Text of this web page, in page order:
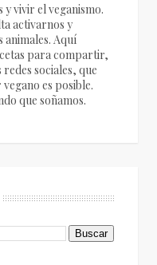
vivir el veganismo.
activarnos y
Aquí
para compartir,
sociales, que
es posible.
que soñamos.